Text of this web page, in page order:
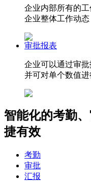
企业内部所有的
企业整体工作动态
审批报表
企业可以通过审
并可对单个数值
智能化的考勤
捷有效
考勤
审批
汇报